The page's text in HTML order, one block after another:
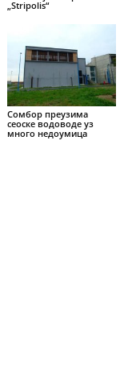
„Stripolis“
Сомбор преузима
сеоске водоводе уз
много недоумица